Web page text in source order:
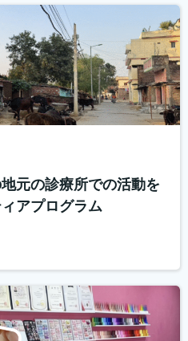
元の診療所での活動を
アプログラム